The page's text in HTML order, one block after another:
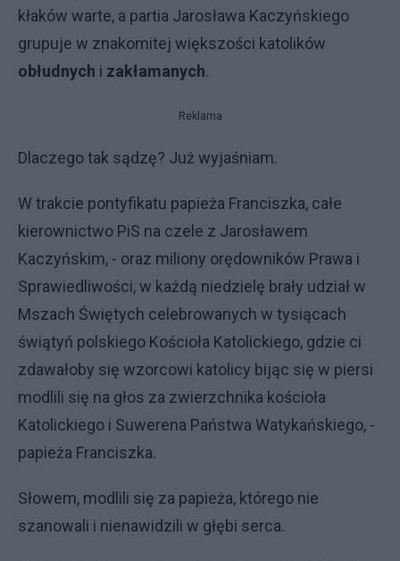
kłaków warte, a partia Jarosława Kaczyńskiego
grupuje w znakomitej większości katolików
obłudnych i zakłamanych.
Reklama
Dlaczego tak sądzę? Już wyjaśniam.
W trakcie pontyfikatu papieża Franciszka, całe
kierownictwo PiS na czele z Jarosławem
Kaczyńskim, - oraz miliony orędowników Prawa i
Sprawiedliwości, w każdą niedzielę brały udział w
Mszach Świętych celebrowanych w tysiącach
świątyń polskiego Kościoła Katolickiego, gdzie ci
zdawałoby się wzorcowi katolicy bijąc się w piersi
modlili się na głos za zwierzchnika kościoła
Katolickiego i Suwerena Państwa Watykańskiego, -
papieża Franciszka.
Słowem, modlili się za papieża, którego nie
szanowali i nienawidzili w głębi serca.